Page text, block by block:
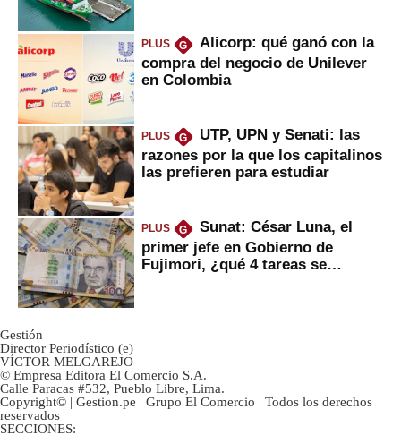
PLUS G
Alicorp: qué ganó con la
compra del negocio de Unilever
en Colombia
PLUS G
UTP, UPN y Senati: las
razones por la que los capitalinos
las prefieren para estudiar
PLUS G
Sunat: César Luna, el
primer jefe en Gobierno de
Fujimori, ¿qué 4 tareas se
Gestión
Director Periodístico (e)
VÍCTOR MELGAREJO
© Empresa Editora El Comercio S.A.
Calle Paracas #532, Pueblo Libre, Lima.
Copyright© | Gestion.pe | Grupo El Comercio | Todos los derechos
reservados
SECCIONES: